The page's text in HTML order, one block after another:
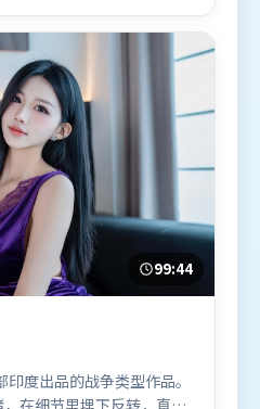
题材的观众观看。
99:44
度出品的战争类型作品。
在细节里埋下反转，直至